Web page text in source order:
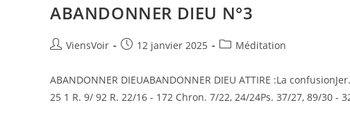
ABANDONNER DIEU N°3
ViensVoir 12 janvier 2025 Méditation
ABANDONNER DIEUABANDONNER DIEU ATTIRE :La
25 1 R. 9/ 92 R. 22/16 - 172 Chron. 7/22, 24/24Ps. 37/27, 89/30 -